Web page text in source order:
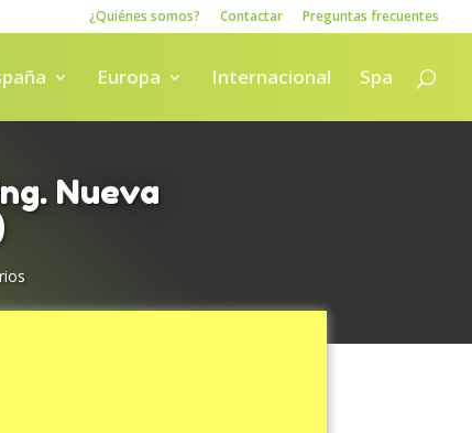
¿Quiénes somos? Contactar Preguntas frecuentes
Europa Internacional Spa
Nueva